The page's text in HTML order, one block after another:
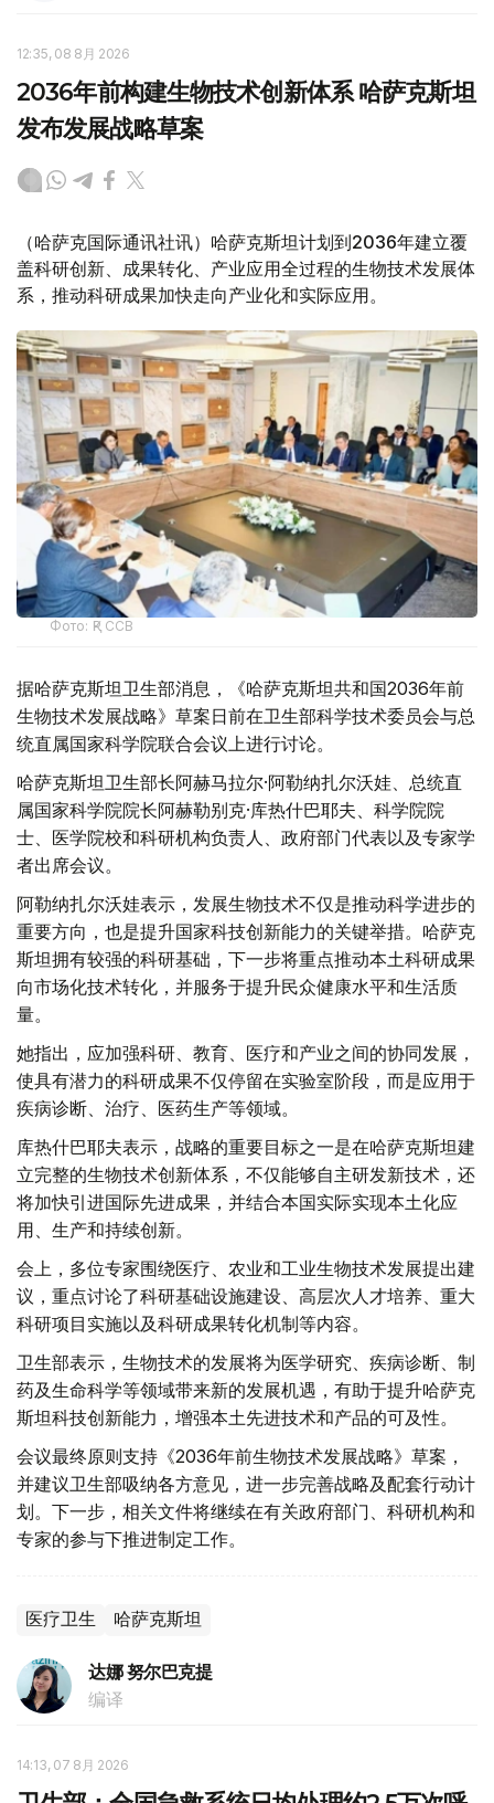
12:35, 08 8月 2026
2036年前构建生物技术创新体系 哈萨克斯坦
发布发展战略草案
（哈萨克国际通讯社讯）哈萨克斯坦计划到2036年建立覆
盖科研创新、成果转化、产业应用全过程的生物技术发展体
系，推动科研成果加快走向产业化和实际应用。
Фото: ҚР ССВ
据哈萨克斯坦卫生部消息，《哈萨克斯坦共和国2036年前
生物技术发展战略》草案日前在卫生部科学技术委员会与总
统直属国家科学院联合会议上进行讨论。
哈萨克斯坦卫生部长阿赫马拉尔·阿勒纳扎尔沃娃、总统直
属国家科学院院长阿赫勒别克·库热什巴耶夫、科学院院
士、医学院校和科研机构负责人、政府部门代表以及专家学
者出席会议。
阿勒纳扎尔沃娃表示，发展生物技术不仅是推动科学进步的
重要方向，也是提升国家科技创新能力的关键举措。哈萨克
斯坦拥有较强的科研基础，下一步将重点推动本土科研成果
向市场化技术转化，并服务于提升民众健康水平和生活质
量。
她指出，应加强科研、教育、医疗和产业之间的协同发展，
使具有潜力的科研成果不仅停留在实验室阶段，而是应用于
疾病诊断、治疗、医药生产等领域。
库热什巴耶夫表示，战略的重要目标之一是在哈萨克斯坦建
立完整的生物技术创新体系，不仅能够自主研发新技术，还
将加快引进国际先进成果，并结合本国实际实现本土化应
用、生产和持续创新。
会上，多位专家围绕医疗、农业和工业生物技术发展提出建
议，重点讨论了科研基础设施建设、高层次人才培养、重大
科研项目实施以及科研成果转化机制等内容。
卫生部表示，生物技术的发展将为医学研究、疾病诊断、制
药及生命科学等领域带来新的发展机遇，有助于提升哈萨克
斯坦科技创新能力，增强本土先进技术和产品的可及性。
会议最终原则支持《2036年前生物技术发展战略》草案，
并建议卫生部吸纳各方意见，进一步完善战略及配套行动计
划。下一步，相关文件将继续在有关政府部门、科研机构和
专家的参与下推进制定工作。
医疗卫生 哈萨克斯坦
达娜 努尔巴克提
编译
14:13, 07 8月 2026